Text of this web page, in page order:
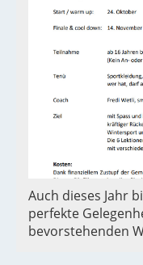
Auch dieses Jahr
perfekte
bevorstehenden